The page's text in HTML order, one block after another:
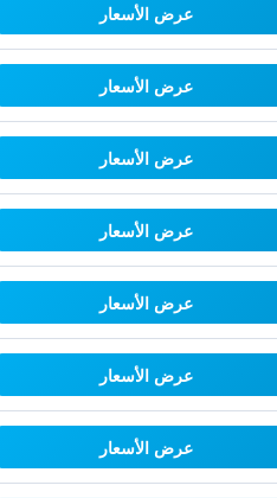
عرض الأسعار
عرض الأسعار
عرض الأسعار
عرض الأسعار
عرض الأسعار
عرض الأسعار
عرض الأسعار